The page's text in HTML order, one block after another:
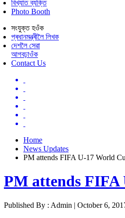
বিখ্যাত ব্যক্তি
Photo Booth
সংযুক্ত হওঁক
প্ৰধানমন্ত্ৰীলৈ লিখক
দেশলৈ সেৱা
আগবঢ়াওঁক
Contact Us
Home
News Updates
PM attends FIFA U-17 World
PM attends FIFA
Published By : Admin | October 6,